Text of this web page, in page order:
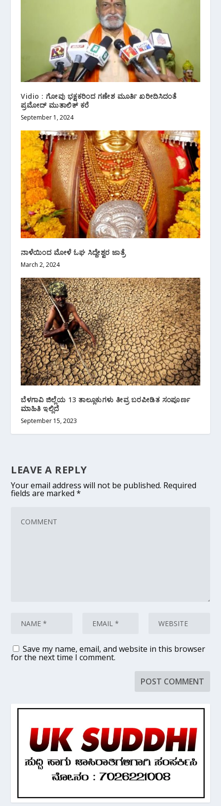
Vidio : ಗೋವು ಭಕ್ಷಕರಿಂದ ಗಣೇಶ ಮೂರ್ತಿ ಖರೀದಿಸಿದಂತೆ
ಪ್ರಮೋದ್ ಮುತಾಲಿಕ್ ಕರೆ
September 1, 2024
ನಾಳೆಯಿಂದ ಮೋಳೆ ಓಘ ಸಿದ್ದೇಶ್ವರ ಜಾತ್ರೆ
March 2, 2024
ಬೆಳಗಾವಿ ಜಿಲ್ಲೆಯ 13 ತಾಲ್ಲೂಕುಗಳು ತೀವ್ರ ಬರಪೀಡಿತ ಸಂಪೂರ್ಣ
ಮಾಹಿತಿ ಇಲ್ಲಿದೆ
September 15, 2023
LEAVE A REPLY
Your email address will not be published. Required
fields are marked*
Save my name, email, and website in this browser
for the next time I comment.